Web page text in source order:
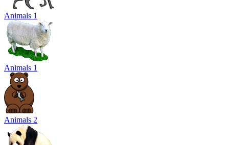
Animals 1
Animals 1
Animals 2